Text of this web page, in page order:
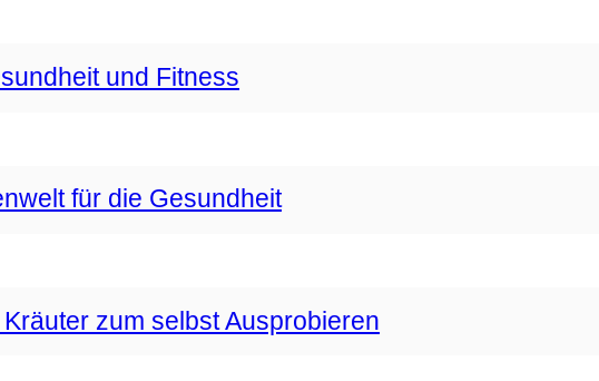
und Fitness
für die Gesundheit
zum selbst Ausprobieren